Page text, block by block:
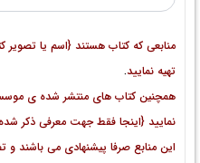
منابعی که کتاب هستند {اسم یا تصویر
تهیه نمایید.
همچنین کتاب های منتشر شده ی موسسات
نمایید {اینجا فقط جهت معرفی ذکر
این منابع صرفا پیشنهادی می باشند و